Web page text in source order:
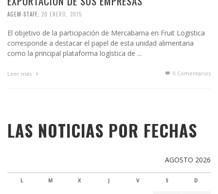
AGEM-STAFF 20 ENERO, 2015
El objetivo de la participación de Mercabarna en Fruit Logistica
corresponde a destacar el papel de esta unidad alimentaria
como la principal plataforma logística de ...
Leer más 0 Comentarios
LAS NOTICIAS POR FECHAS
AGOSTO 2026
L M X J V S D